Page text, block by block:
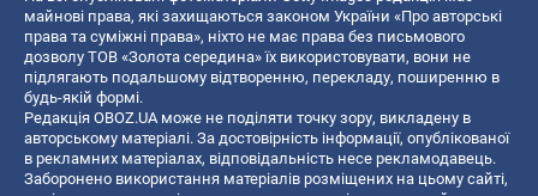
майнові права, які захищаються законом України «Про авторські
права та суміжні права», ніхто не має права без письмового
дозволу ТОВ «Золота середина» їх використовувати, вони не
підлягають подальшому відтворенню, перекладу, поширенню в
будь-якій формі.
Редакція OBOZ.UA може не поділяти точку зору, викладену в
авторському матеріалі. За достовірність інформації, опублікованої
в рекламних матеріалах, відповідальність несе рекламодавець.
Заборонено використання матеріалів розміщених на цьому сайті,